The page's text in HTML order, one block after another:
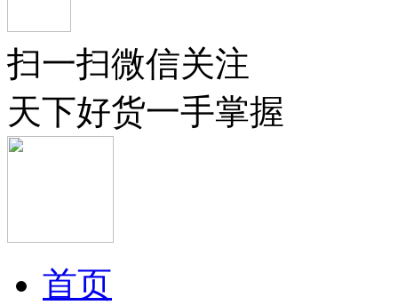
扫一扫微信关注
天下好货一手掌握
首页